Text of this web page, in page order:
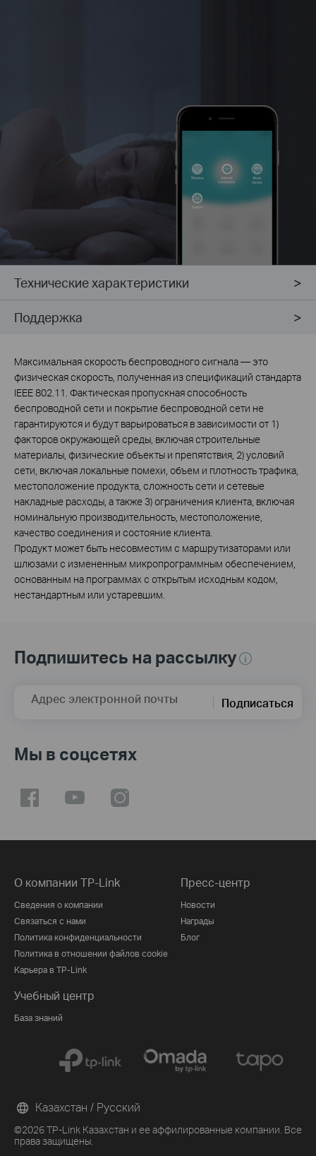
Технические характеристики
Поддержка
Максимальная скорость беспроводного сигнала — это
физическая скорость, полученная из спецификаций стандарта
IEEE 802.11. Фактическая пропускная способность
беспроводной сети и покрытие беспроводной сети не
гарантируются и будут варьироваться в зависимости от 1)
факторов окружающей среды, включая строительные
материалы, физические объекты и препятствия, 2) условий
сети, включая локальные помехи, объем и плотность трафика,
местоположение продукта, сложность сети и сетевые
накладные расходы, а также 3) ограничения клиента, включая
номинальную производительность, местоположение,
качество соединения и состояние клиента.
Продукт может быть несовместим с маршрутизаторами или
шлюзами с измененным микропрограммным обеспечением,
основанным на программах с открытым исходным кодом,
нестандартным или устаревшим.
Подпишитесь на рассылку
Адрес электронной почты Подписаться
Мы в соцсетях
О компании TP-Link
Сведения о компании
Связаться с нами
Политика конфиденциальности
Политика в отношении файлов cookie
Карьера в TP-Link
Пресс-центр
Новости
Награды
Блог
Учебный центр
База знаний
©2026 TP-Link Казахстан и ее аффилированные компании. Все
права защищены.
Казахстан / Русский